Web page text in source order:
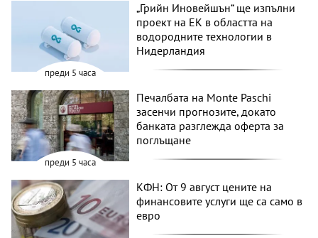
преди 5 часа
„Грийн Иновейшън“ ще изпълни
проект на ЕК в областта на
водородните технологии в
Нидерландия
преди 5 часа
Печалбата на Monte Paschi
засенчи прогнозите, докато
банката разглежда оферта за
поглъщане
КФН: От 9 август цените на
финансовите услуги ще са само в
евро